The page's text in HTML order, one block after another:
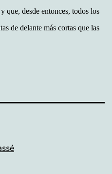
que, desde entonces, todos los
de delante más cortas que las